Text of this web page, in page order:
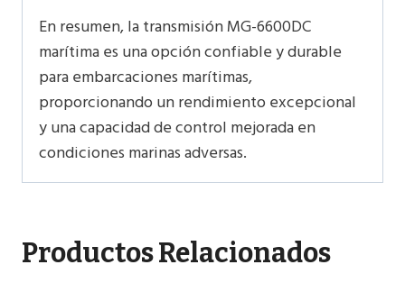
En resumen, la transmisión MG-6600DC
marítima es una opción confiable y durable
para embarcaciones marítimas,
proporcionando un rendimiento excepcional
y una capacidad de control mejorada en
condiciones marinas adversas.
Productos Relacionados